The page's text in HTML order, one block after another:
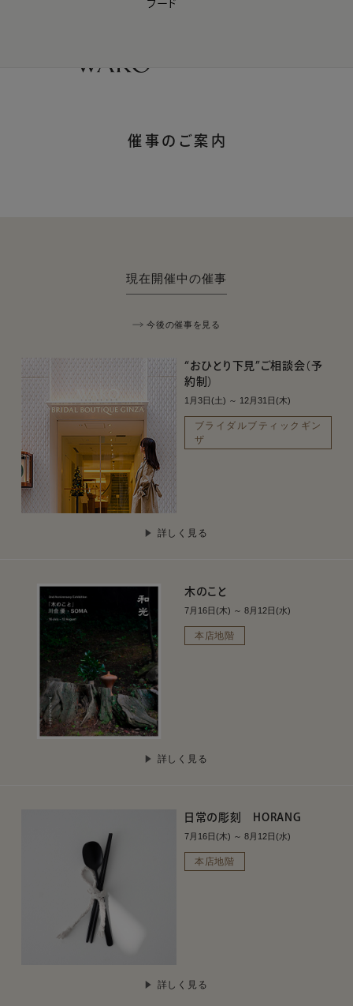
【会員様限定】夏のプレゼントキャンペーン開催中
フード
催事のご案内
現在開催中の催事
今後の催事を見る
“おひとり下見”ご相談会（予
約制）
1月3日(土) ～ 12月31日(木)
ブライダルブティックギン
ザ
詳しく見る
木のこと
7月16日(木) ～ 8月12日(水)
本店地階
詳しく見る
日常の彫刻 HORANG
7月16日(木) ～ 8月12日(水)
本店地階
詳しく見る